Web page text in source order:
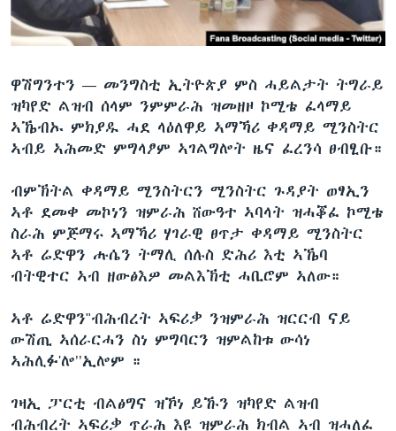
ቂሔ ጽልሚ
ቋንቋታት
ዋሽግንተን — መንግስቲ ኢትዮጵያ ምስ ሓይልታት ትግራይ
ዝካየድ ልዝብ ሰላም ንምምራሕ ዝመዘዞ ኮሚቴ ፈላማይ
ኣኼብኡ ምክያዱ ሓደ ላዕለዋይ ኣማኻሪ ቀዳማይ ሚንስትር
ኣብይ ኣሕመድ ምግላፆም ኣገልግሎት ዜና ፈረንሳ ፀብፂቡ።
ብምኽትል ቀዳማይ ሚንስትርን ሚንስትር ጉዳያት ወፃኢን
ኣቶ ደመቀ መኮነን ዝምራሕ ሸውዓተ ኣባላት ዝሓቖፈ ኮሚቴ
ስራሕ ምጅማሩ ኣማኻሪ ሃገራዊ ፀጥታ ቀዳማይ ሚንስትር
ኣቶ ሬድዋን ሑሴን ትማሊ ሰሉስ ድሕሪ እቲ ኣኼባ
ብትዊተር ኣብ ዘውፅእዎ መልእኽቲ ሓቢሮም ኣለው።
ኣቶ ሬድዋን"ብሕብረት ኣፍሪቃ ንዝምራሕ ዝርርብ ናይ
ውሽጢ ኣሰራርሓን ስነ ምግባርን ዝምልከቱ ውሳነ
ኣሕሊፉ'ሎ’’ኢሎም ።
ገዛኢ ፓርቲ ብልፅግና ዝኾነ ይኹን ዝካየድ ልዝብ
ብሕብረት ኣፍሪቃ ጥራሕ እዩ ዝምራሕ ክብል ኣብ ዝሓለፈ